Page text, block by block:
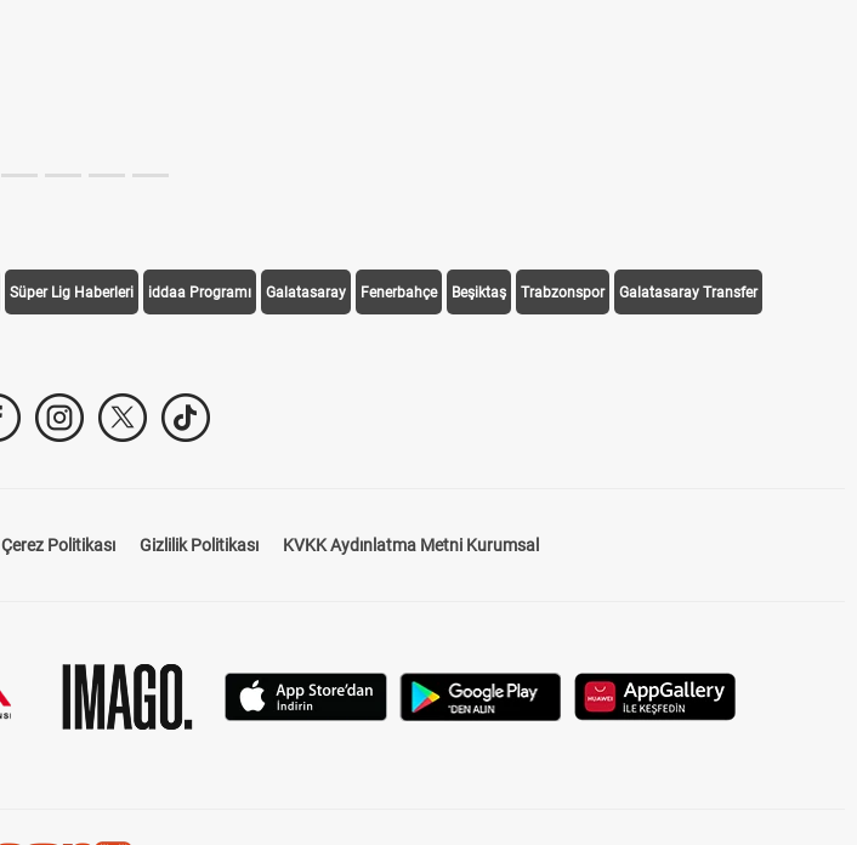
Süper Lig Haberleri iddaa Programı Galatasaray Fenerbahçe Beşiktaş Trabzonspor Galatasaray Transfer
Çerez Politikası Gizlilik Politikası KVKK Aydınlatma Metni Kurumsal